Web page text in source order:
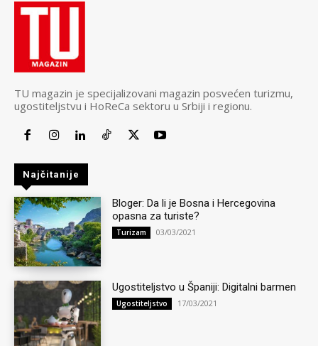
TU magazin je specijalizovani magazin posvećen turizmu,
ugostiteljstvu i HoReCa sektoru u Srbiji i regionu.
Najčitanije
Bloger: Da li je Bosna i Hercegovina
opasna za turiste?
Turizam 03/03/2021
Ugostiteljstvo u Španiji: Digitalni barmen
Ugostiteljstvo 17/03/2021